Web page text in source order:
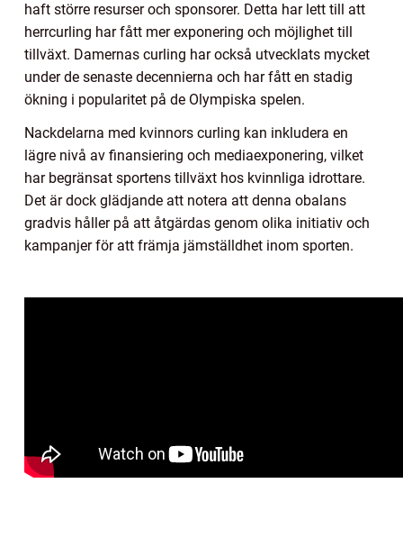
haft större resurser och sponsorer. Detta har lett till att
herrcurling har fått mer exponering och möjlighet till
tillväxt. Damernas curling har också utvecklats mycket
under de senaste decennierna och har fått en stadig
ökning i popularitet på de Olympiska spelen.
Nackdelarna med kvinnors curling kan inkludera en
lägre nivå av finansiering och mediaexponering, vilket
har begränsat sportens tillväxt hos kvinnliga idrottare.
Det är dock glädjande att notera att denna obalans
gradvis håller på att åtgärdas genom olika initiativ och
kampanjer för att främja jämställdhet inom sporten.